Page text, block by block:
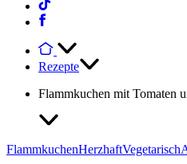
Rezepte
Flammkuchen mit Tomaten
FlammkuchenHerzhaftVegetarisch